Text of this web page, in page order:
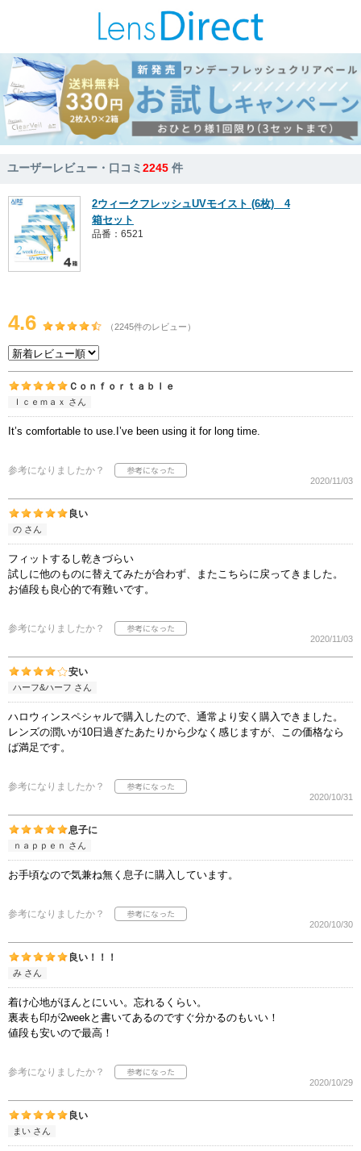
ユーザーレビュー・口コミ2245 件
2ウィークフレッシュUVモイスト (6枚) 4
箱セット
品番：6521
4.6 （2245件のレビュー）
Ｃｏｎｆｏｒｔａｂｌｅ
Ｉｃｅｍａｘ さん
It’s comfortable to use.I’ve been using it for long time.
参考になりましたか？
2020/11/03
良い
の さん
フィットするし乾きづらい
試しに他のものに替えてみたが合わず、またこちらに戻ってきました。
お値段も良心的で有難いです。
参考になりましたか？
2020/11/03
安い
ハーフ&ハーフ さん
ハロウィンスペシャルで購入したので、通常より安く購入できました。
レンズの潤いが10日過ぎたあたりから少なく感じますが、この価格なら
ば満足です。
参考になりましたか？
2020/10/31
息子に
ｎａｐｐｅｎ さん
お手頃なので気兼ね無く息子に購入しています。
参考になりましたか？
2020/10/30
良い！！！
み さん
着け心地がほんとにいい。忘れるくらい。
裏表も印が2weekと書いてあるのですぐ分かるのもいい！
値段も安いので最高！
参考になりましたか？
2020/10/29
良い
まい さん